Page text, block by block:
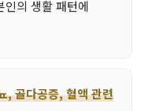
인의 생활 패턴에
, 골다공증, 혈액 관련